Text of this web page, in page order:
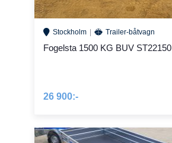
Stockholm Trailer-båtvagn
Fogelsta 1500 KG BUV ST22150
26 900:-